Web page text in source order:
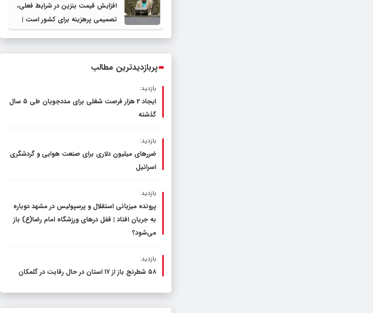
افزایش قیمت بنزین در شرایط فعلی،
تصمیمی پرهزینه برای کشور است |
دولت، قاچاق سوخت و عوامل اصلی
پربازدیدترین مطالب
بازدید:
ایجاد 2 هزار فرصت شغلی برای مددجویان طی ۵ سال
گذشته
بازدید:
ضررهای میلیون دلاری برای صنعت هوایی و گردشگری
اسرائیل
بازدید:
پرونده میزبانی استقلال و پرسپولیس در مشهد دوباره
به جریان افتاد | قفل در‌های ورزشگاه امام رضا(ع) باز
می‌شود؟
بازدید:
۵۸ شطرنج‌ باز از ۱۷ استان در حال رقابت در گلمکان